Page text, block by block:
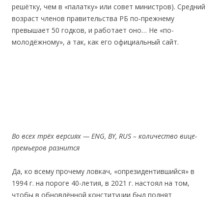
решётку, чем в «палатку» или совет министров). Средний
возраст членов правительства РБ по-прежнему
превышает 50 годков, и работает оно… Не «по-
молодёжному», а так, как его официальный сайт.
Во всех трёх версиях — ENG, BY, RUS – количество вице-
премьеров разнится
Да, ко всему прочему ловкач, «опрезидентившийся» в
1994 г. на пороге 40-летия, в 2021 г. настоял на том,
чтобы в обновлённой конституции был поднят